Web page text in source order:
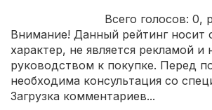
Всего голосов: 0,
Внимание! Данный рейтинг носит
характер, не является рекламой и
руководством к покупке. Перед
необходима консультация со
Загрузка комментариев...